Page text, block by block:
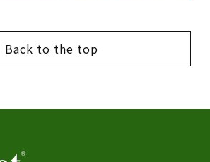
Back to the top